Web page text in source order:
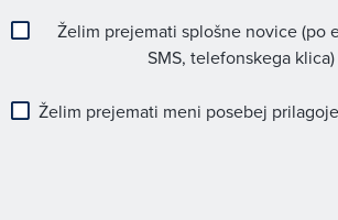
Želim prejemati splošne novice (po
SMS, telefonskega klica)
Želim prejemati meni posebej